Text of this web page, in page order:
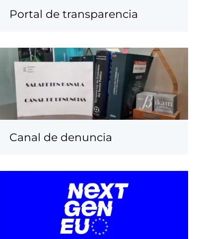
Portal de transparencia
Canal de denuncia